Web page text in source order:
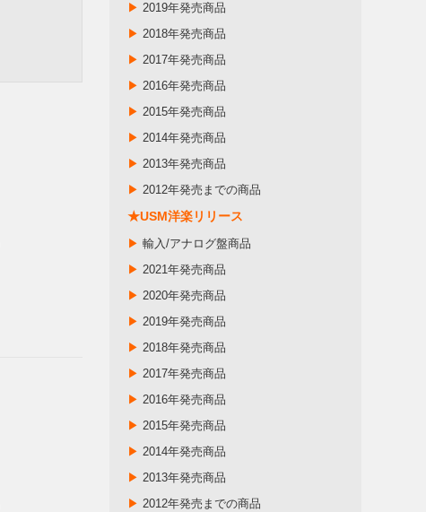
▶ 2019年発売商品
▶ 2018年発売商品
▶ 2017年発売商品
▶ 2016年発売商品
▶ 2015年発売商品
▶ 2014年発売商品
▶ 2013年発売商品
▶ 2012年発売までの商品
★USM洋楽リリース
▶ 輸入/アナログ盤商品
▶ 2021年発売商品
▶ 2020年発売商品
▶ 2019年発売商品
▶ 2018年発売商品
▶ 2017年発売商品
▶ 2016年発売商品
▶ 2015年発売商品
▶2014年発売商品
▶ 2013年発売商品
▶ 2012年発売までの商品